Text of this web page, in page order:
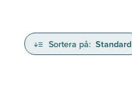
Sortera på: Standard